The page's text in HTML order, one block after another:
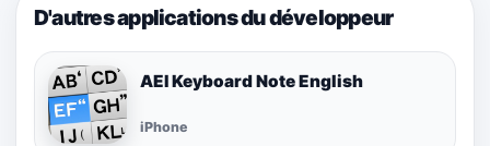
D'autres applications du développeur
AEI Keyboard Note English
iPhone